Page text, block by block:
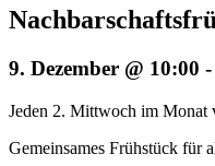
9. Dezember @ 10:00 -
Jeden 2. Mittwoch im Monat
Gemeinsames Frühstück für